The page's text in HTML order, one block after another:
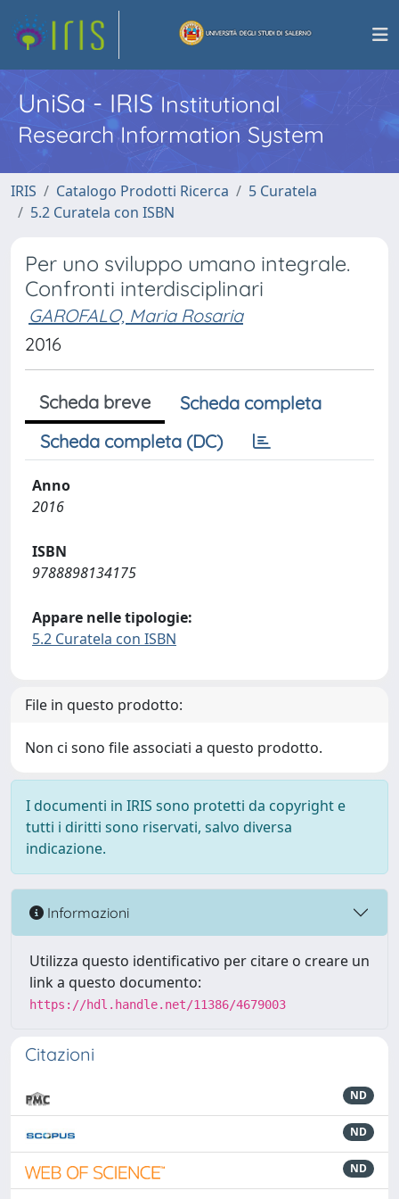
UniSa - IRISInstitutional
Research Information System
IRIS Catalogo Prodotti Ricerca
5 Curatela
5.2 Curatela con ISBN
Per uno sviluppo umano integrale.
Confronti interdisciplinari
GAROFALO, Maria Rosaria
2016
Scheda breve
Scheda completa
Scheda completa (DC)
Anno
2016
ISBN
9788898134175
Appare nelle tipologie:
5.2 Curatela con ISBN
File in questo prodotto:
Non ci sono file associati a questo prodotto.
I documenti in IRIS sono protetti da copyright e
tutti i diritti sono riservati, salvo diversa
indicazione.
Informazioni
Utilizza questo identificativo per citare o creare un
link a questo documento:
https://hdl.handle.net/11386/4679003
Citazioni
ND
ND
ND